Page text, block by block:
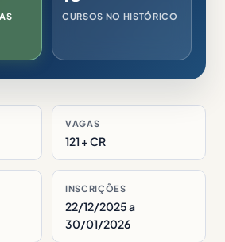
CURSOS NO HISTÓRICO
VAGAS
121 + CR
INSCRIÇÕES
22/12/2025 a
30/01/2026